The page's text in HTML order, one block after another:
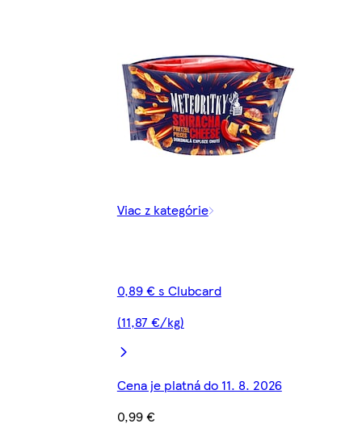
Viac z kategórie
0,89 € s Clubcard
(11,87 €/kg)
Cena je platná do 11. 8. 2026
0,99 €